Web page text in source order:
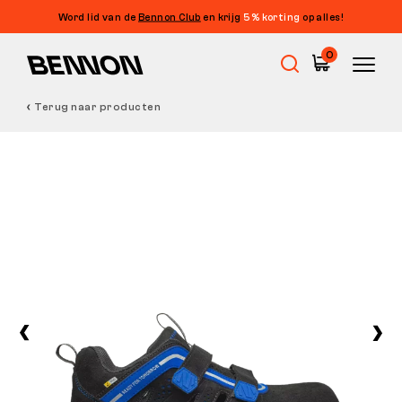
Word lid van de Bennon Club en krijg 5% korting op alles!
0
Vrijetijdsschoenen
Terug naar producten